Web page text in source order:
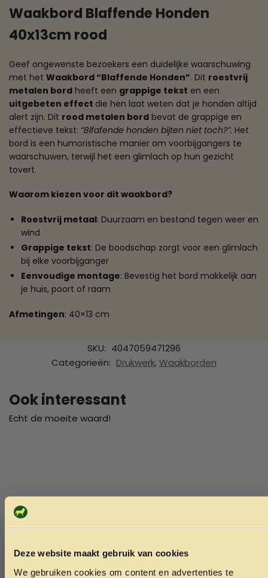
Deze website maakt gebruik van cookies
We gebruiken cookies om content en advertenties te
Waakbord Blaffende Honden
40x13cm rood
Geef ongewenste bezoekers een duidelijke waarschuwing
met het Waakbord “Blaffende Honden”. Dit roestvrij
metalen bord heeft een grappige tekst en een
uitgebeten effect die hen laat weten dat je honden altijd
alert zijn. Dit rood metalen bord bevat de grappige en
effectieve tekst: “Blfafende honden bijten niet toch?”. Het
bord is een humoristische manier om voorbijgangers te
waarschuwen, terwijl het een glimlach op hun gezicht
tovert.
Waarom kiezen voor dit waakbord?
Roestvrij metaal: Duurzaam en bestand tegen weer en
wind
Grappige tekst: De boodschap zorgt voor een glimlach
bij elke voorbijganger
Eenvoudige montage: Bevestig het bord makkelijk aan
je huis, poort of raam
Afmetingen: 40×13 cm
SKU: 4047059471296
Categorieën: Drukwerk,Waakborden
Ook interessant
Echt de moeite waard!